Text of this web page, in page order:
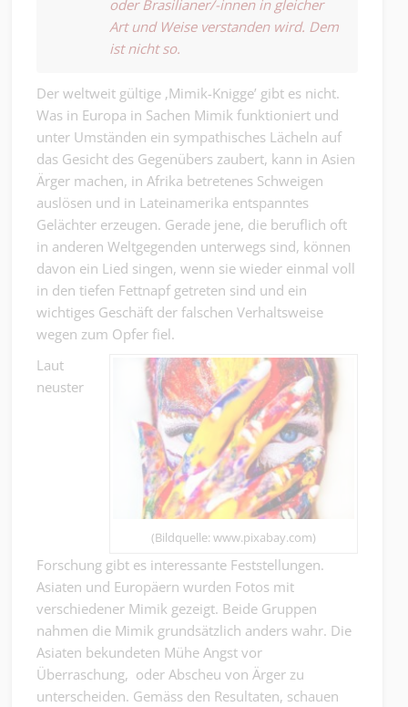
oder Brasilianer/-innen in gleicher
Art und Weise verstanden wird. Dem
ist nicht so.
Der weltweit gültige ‚Mimik-Knigge’ gibt es nicht.
Was in Europa in Sachen Mimik funktioniert und
unter Umständen ein sympathisches Lächeln auf
das Gesicht des Gegenübers zaubert, kann in Asien
Ärger machen, in Afrika betretenes Schweigen
auslösen und in Lateinamerika entspanntes
Gelächter erzeugen. Gerade jene, die beruflich oft
in anderen Weltgegenden unterwegs sind, können
davon ein Lied singen, wenn sie wieder einmal voll
in den tiefen Fettnapf getreten sind und ein
wichtiges Geschäft der falschen Verhaltsweise
wegen zum Opfer fiel.
(Bildquelle: www.pixabay.com)
Laut
neuster
Forschung gibt es interessante Feststellungen.
Asiaten und Europäern wurden Fotos mit
verschiedener Mimik gezeigt. Beide Gruppen
nahmen die Mimik grundsätzlich anders wahr. Die
Asiaten bekundeten Mühe Angst vor
Überraschung, oder Abscheu von Ärger zu
unterscheiden. Gemäss den Resultaten, schauen